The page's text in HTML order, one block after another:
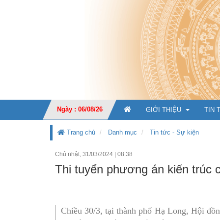
Ngày : 06/08/26 GIỚI THIỆU
CHỨC NĂNG, NHIỆM
Văn
KẾ HOẠCH PHÁT
TIN
Trang chủ Danh mục Tin tức - Sự kiện
Chủ nhật, 31/03/2024 | 08:38
Thi tuyển phương án kiến trúc
Chiều 30/3, tại thành phố Hạ Long, Hội